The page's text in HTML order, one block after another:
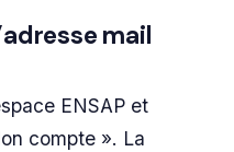
mail
ENSAP et
compte ». La